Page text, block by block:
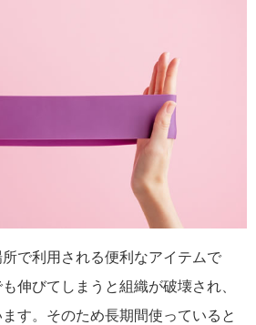
で利用される便利なアイテムで
伸びてしまうと組織が破壊され、
す。そのため長期間使っていると